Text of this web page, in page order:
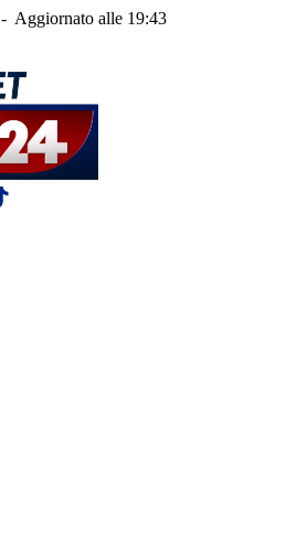
- Aggiornato alle 19:43